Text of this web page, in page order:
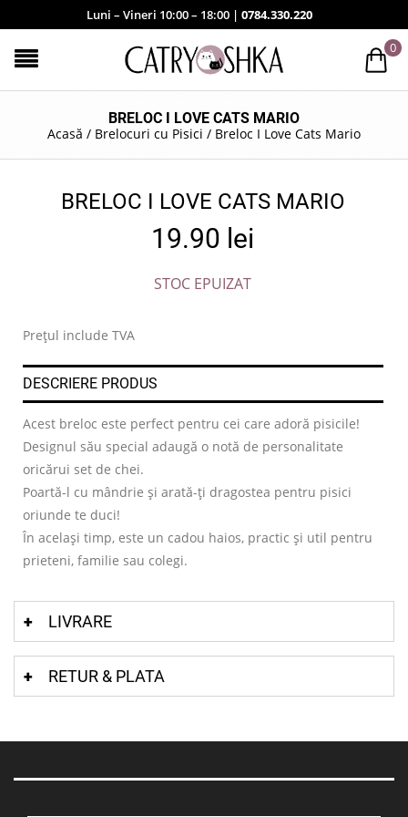
Luni – Vineri 10:00 – 18:00 | 0784.330.220
0
BRELOC I LOVE CATS MARIO
Acasă / Brelocuri cu Pisici / Breloc I Love Cats Mario
BRELOC I LOVE CATS MARIO
19.90 lei
STOC EPUIZAT
Prețul include TVA
DESCRIERE PRODUS
Acest breloc este perfect pentru cei care adoră pisicile!
Designul său special adaugă o notă de personalitate
oricărui set de chei.
Poartă-l cu mândrie și arată-ți dragostea pentru pisici
oriunde te duci!
În același timp, este un cadou haios, practic și util pentru
prieteni, familie sau colegi.
LIVRARE
RETUR & PLATA